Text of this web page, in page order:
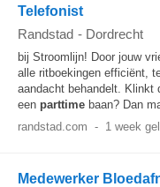
Telefonist
Randstad - Dordrecht
bij Stroomlijn! Door jouw
alle ritboekingen efficiënt,
aandacht behandelt. Klinkt
een parttime baan? Dan
randstad.com - 1 week
Medewerker